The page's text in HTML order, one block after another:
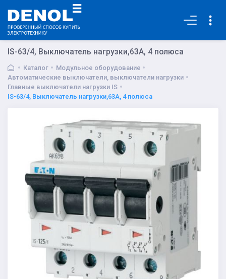
IS-63/4, Выключатель нагрузки,63А, 4 полюса
Каталог
Модульное оборудование
Автоматические выключатели, выключатели нагрузки
Главные выключатели нагрузки IS
IS-63/4, Выключатель нагрузки,63А, 4 полюса